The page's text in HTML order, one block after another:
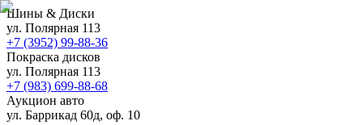
Шины & Диски
ул. Полярная 113
+7 (3952) 99-88-36
Покраска дисков
ул. Полярная 113
+7 (983) 699-88-68
Аукцион авто
ул. Баррикад 60д, оф. 10